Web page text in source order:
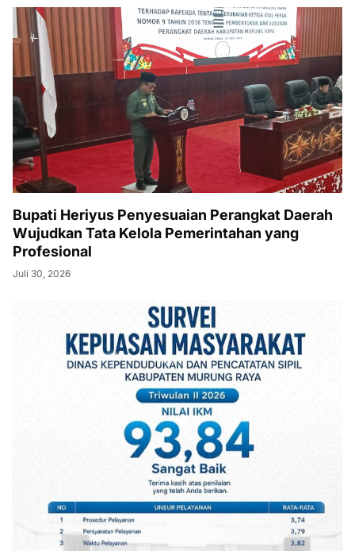
Bupati Heriyus Penyesuaian Perangkat Daerah
Wujudkan Tata Kelola Pemerintahan yang
Profesional
Juli 30, 2026